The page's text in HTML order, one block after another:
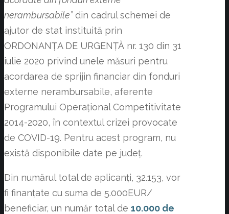
nerambursabile”din cadrul schemei de
ajutor de stat instituită prin
ORDONANȚA DE URGENȚĂ nr. 130 din 31
iulie 2020 privind unele măsuri pentru
acordarea de sprijin financiar din fonduri
externe nerambursabile, aferente
Programului Operațional Competitivitate
2014-2020, în contextul crizei provocate
de COVID-19. Pentru acest program, nu
există disponibile date pe județ.
Din numărul total de aplicanți, 32.153, vor
fi finanțate cu suma de 5.000EUR/
beneficiar, un număr total de 10.000 de